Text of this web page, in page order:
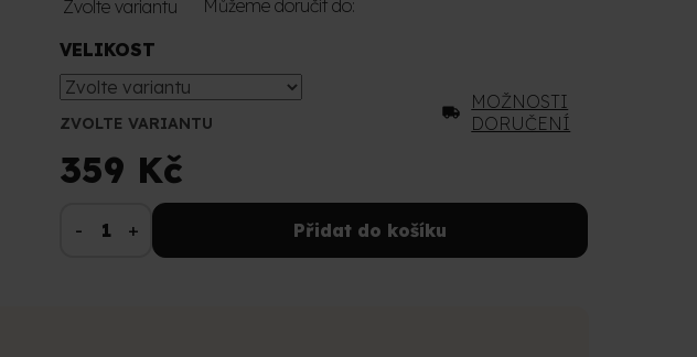
359 Kč
ZVOLTE VARIANTU
VELIKOST
Můžeme doručit do:
Zvolte variantu
MOŽNOSTI
DORUČENÍ
Přidat do košíku